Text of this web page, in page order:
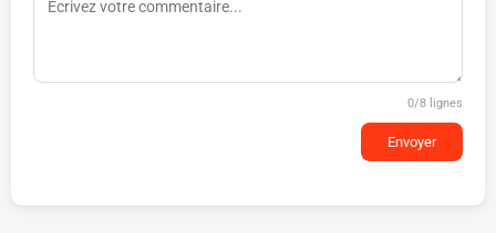
0/8 lignes
Envoyer